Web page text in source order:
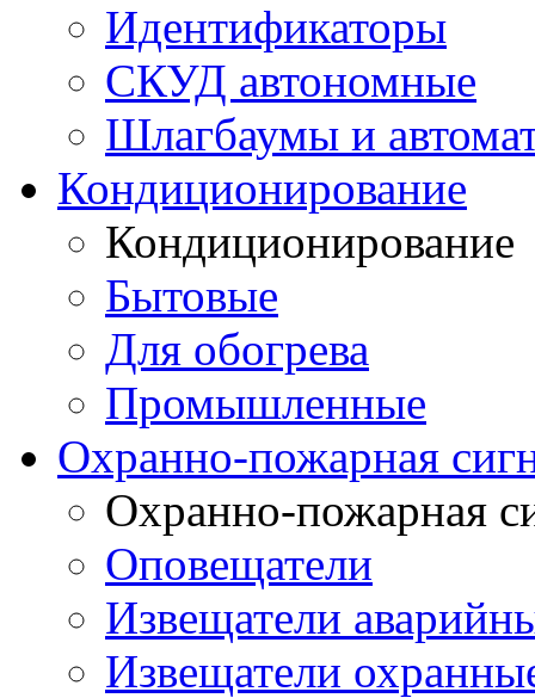
Идентификаторы
СКУД автономные
Шлагбаумы и
Кондиционирование
Кондиционирование
Бытовые
Для обогрева
Промышленные
Охранно-пожарная
Охранно-пожарная
Оповещатели
Извещатели
Извещатели